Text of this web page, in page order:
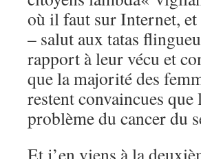
où il faut sur Internet,
– salut aux tatas
rapport à leur vécu et
que la majorité des
restent convaincues
problème du cancer du
Et j’en viens à la